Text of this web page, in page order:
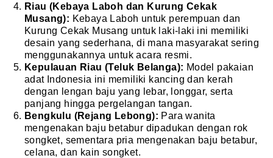
Riau (Kebaya Laboh dan Kurung Cekak
Musang): Kebaya Laboh untuk perempuan dan
Kurung Cekak Musang untuk laki-laki ini memiliki
desain yang sederhana, di mana masyarakat sering
menggunakannya untuk acara resmi.
Kepulauan Riau (Teluk Belanga): Model pakaian
adat Indonesia ini memiliki kancing dan kerah
dengan lengan baju yang lebar, longgar, serta
panjang hingga pergelangan tangan.
Bengkulu (Rejang Lebong): Para wanita
mengenakan baju betabur dipadukan dengan rok
songket, sementara pria mengenakan baju betabur,
celana, dan kain songket.